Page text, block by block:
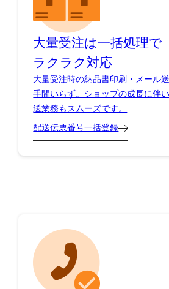
大量受注は一括処理で
ラクラク対応
大量受注時の納品書印刷・メール
手間いらず。ショップの成長に伴
送業務もスムーズです。
配送伝票番号一括登録